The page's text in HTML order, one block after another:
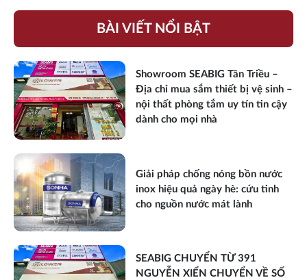
BÀI VIẾT NỔI BẬT
Showroom SEABIG Tân Triều –
Địa chỉ mua sắm thiết bị vệ sinh –
nội thất phòng tắm uy tín tin cậy
dành cho mọi nhà
Giải pháp chống nóng bồn nước
inox hiệu quả ngày hè: cứu tinh
cho nguồn nước mát lành
SEABIG CHUYỂN TỪ 391
NGUYỄN XIỂN CHUYỂN VỀ SỐ